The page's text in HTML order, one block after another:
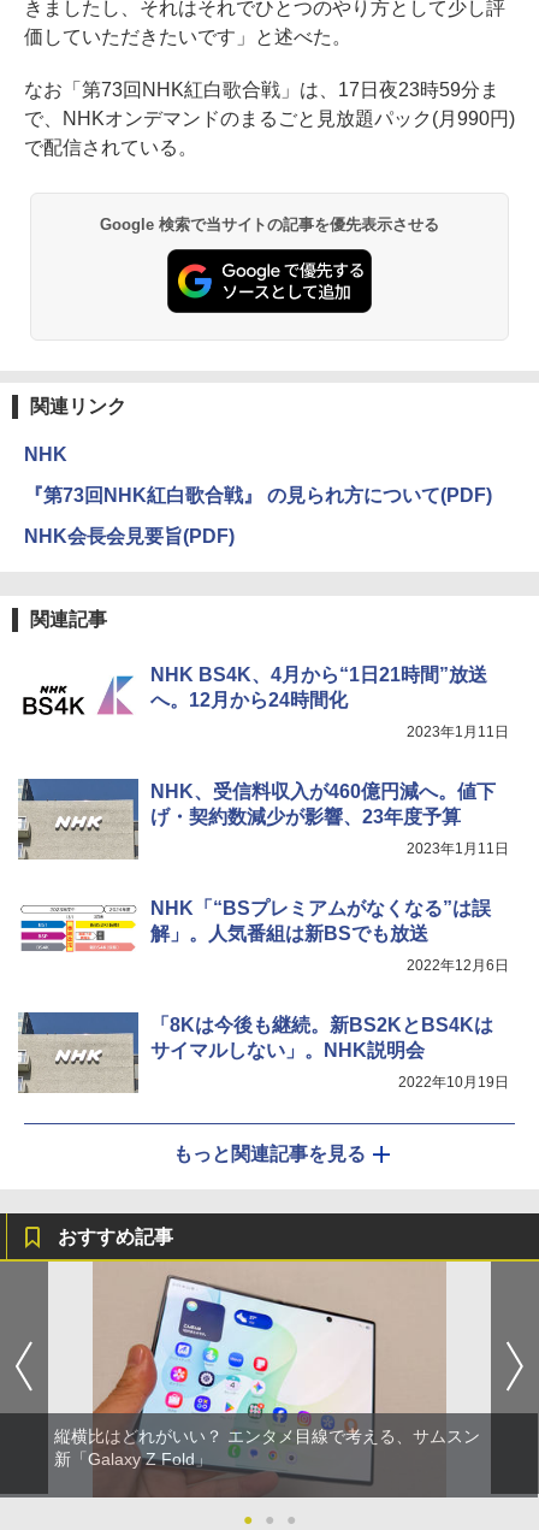
きましたし、それはそれでひとつのやり方として少し評
価していただきたいです」と述べた。
なお「第73回NHK紅白歌合戦」は、17日夜23時59分ま
で、NHKオンデマンドのまるごと見放題パック(月990円)
で配信されている。
Google 検索で当サイトの記事を優先表示させる
関連リンク
NHK
『第73回NHK紅白歌合戦』 の見られ方について(PDF)
NHK会長会見要旨(PDF)
関連記事
NHK BS4K、4月から“1日21時間”放送
へ。12月から24時間化
2023年1月11日
NHK、受信料収入が460億円減へ。値下
げ・契約数減少が影響、23年度予算
2023年1月11日
NHK「“BSプレミアムがなくなる”は誤
解」。人気番組は新BSでも放送
2022年12月6日
「8Kは今後も継続。新BS2KとBS4Kは
サイマルしない」。NHK説明会
2022年10月19日
もっと関連記事を見る
おすすめ記事
縦横比はどれがいい？ エンタメ目線で考える、サムスン
新「Galaxy Z Fold」
● ● ●